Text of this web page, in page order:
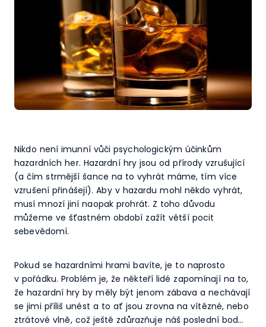
Nikdo není imunní vůči psychologickým účinkům
hazardních her. Hazardní hry jsou od přírody vzrušující
(a čím strmější šance na to vyhrát máme, tím více
vzrušení přinášejí). Aby v hazardu mohl někdo vyhrát,
musí mnozí jiní naopak prohrát. Z toho důvodu
můžeme ve šťastném období zažít větší pocit
sebevědomí.
Pokud se hazardními hrami bavíte, je to naprosto
v pořádku. Problém je, že někteří lidé zapomínají na to,
že hazardní hry by měly být jenom zábava a nechávají
se jimi příliš unést a to ať jsou zrovna na vítězné, nebo
ztrátové vlně, což ještě zdůrazňuje náš poslední bod…